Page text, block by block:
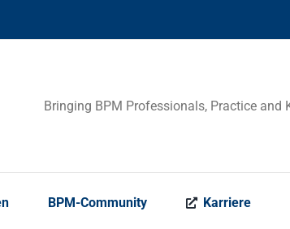
Bringing BPM Professionals, Practice and
BPM-Community Karriere